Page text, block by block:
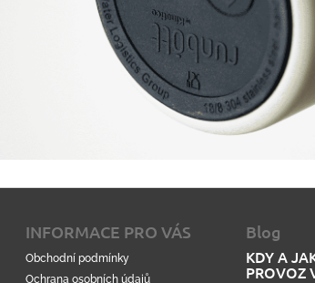
INFORMACE PRO VÁS
Obchodní podmínky
Ochrana osobních údajů
Blog
KDY A
PROVOZ